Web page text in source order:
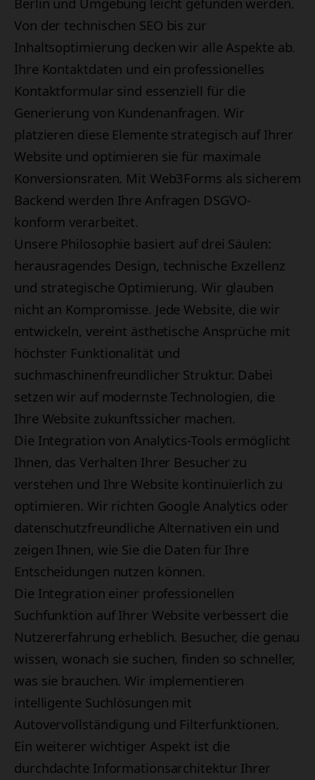
Von der technischen SEO bis zur
Inhaltsoptimierung decken wir alle Aspekte ab.
Ihre Kontaktdaten und ein professionelles
Kontaktformular sind essenziell für die
Generierung von Kundenanfragen. Wir
platzieren diese Elemente strategisch auf Ihrer
Website und optimieren sie für maximale
Konversionsraten. Mit Web3Forms als sicherem
Backend werden Ihre Anfragen DSGVO-
konform verarbeitet.
Unsere Philosophie basiert auf drei Säulen:
herausragendes Design, technische Exzellenz
und strategische Optimierung. Wir glauben
nicht an Kompromisse. Jede Website, die wir
entwickeln, vereint ästhetische Ansprüche mit
höchster Funktionalität und
suchmaschinenfreundlicher Struktur. Dabei
setzen wir auf modernste Technologien, die
Ihre Website zukunftssicher machen.
Die Integration von Analytics-Tools ermöglicht
Ihnen, das Verhalten Ihrer Besucher zu
verstehen und Ihre Website kontinuierlich zu
optimieren. Wir richten Google Analytics oder
datenschutzfreundliche Alternativen ein und
zeigen Ihnen, wie Sie die Daten für Ihre
Entscheidungen nutzen können.
Die Integration einer professionellen
Suchfunktion auf Ihrer Website verbessert die
Nutzererfahrung erheblich. Besucher, die genau
wissen, wonach sie suchen, finden so schneller,
was sie brauchen. Wir implementieren
intelligente Suchlösungen mit
Autovervollständigung und Filterfunktionen.
Ein weiterer wichtiger Aspekt ist die
durchdachte Informationsarchitektur Ihrer